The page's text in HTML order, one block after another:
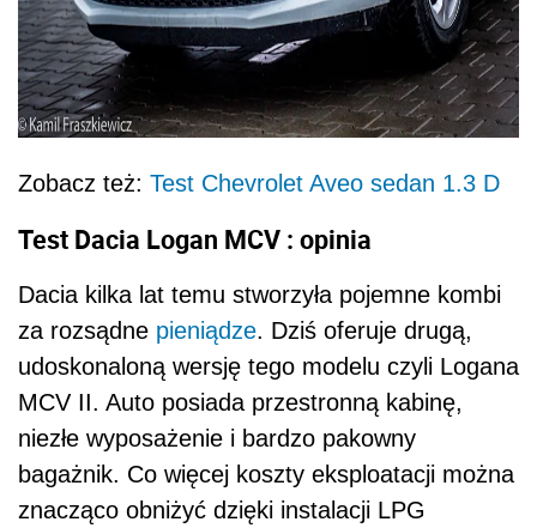
Zobacz też: Test Chevrolet Aveo sedan 1.3 D
Test Dacia Logan MCV : opinia
Dacia kilka lat temu stworzyła pojemne kombi
za rozsądne pieniądze. Dziś oferuje drugą,
udoskonaloną wersję tego modelu czyli Logana
MCV II. Auto posiada przestronną kabinę,
niezłe wyposażenie i bardzo pakowny
bagażnik. Co więcej koszty eksploatacji można
znacząco obniżyć dzięki instalacji LPG